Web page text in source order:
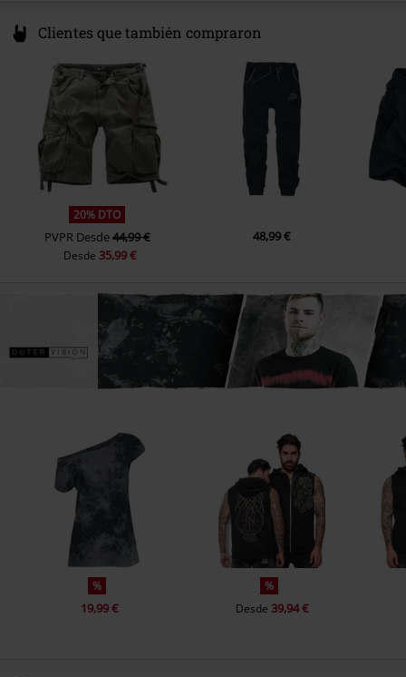
Clientes que también compraron
20% DTO
PVPR Desde44,99 €
Desde 35,99 €
48,99 €
%
19,99 €
%
Desde 39,94 €